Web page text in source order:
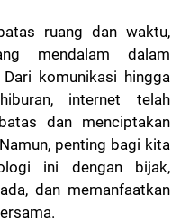
ruang dan waktu,
mendalam dalam
komunikasi hingga
internet telah
dan menciptakan
penting bagi kita
ini dengan bijak,
dan memanfaatkan